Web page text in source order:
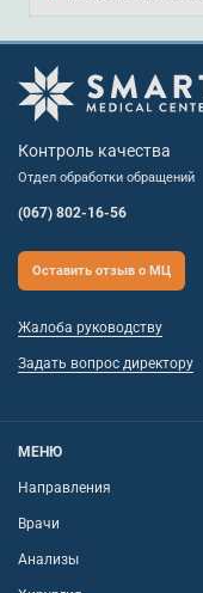
Контроль качества
Отдел обработки обращений
(067) 802-16-56
Оставить отзыв о МЦ
Жалоба руководству
Задать вопрос директору
МЕНЮ
Направления
Врачи
Анализы